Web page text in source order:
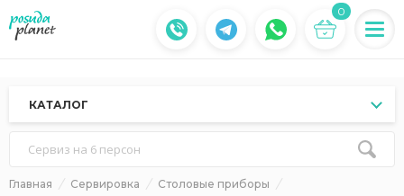
0
КАТАЛОГ
Сервиз на 6 персон
Главная Сервировка
Столовые приборы